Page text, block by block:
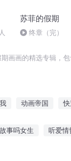
苏菲的假期
终章（完）
画画的精选专辑，
动画帝国
事吗女生 听爱情